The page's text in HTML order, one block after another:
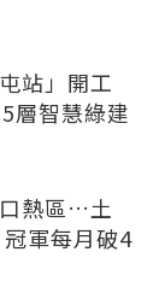
站」開工
層智慧綠建
熱區…土
軍每月破4